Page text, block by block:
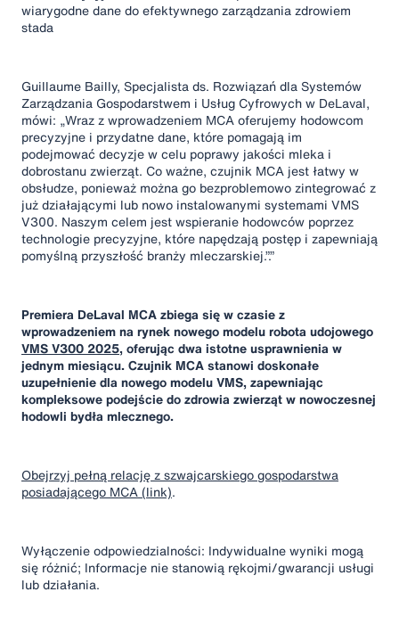
wiarygodne dane do efektywnego zarządzania zdrowiem
stada
Guillaume Bailly, Specjalista ds. Rozwiązań dla Systemów
Zarządzania Gospodarstwem i Usług Cyfrowych w DeLaval,
mówi: „Wraz z wprowadzeniem MCA oferujemy hodowcom
precyzyjne i przydatne dane, które pomagają im
podejmować decyzje w celu poprawy jakości mleka i
dobrostanu zwierząt. Co ważne, czujnik MCA jest łatwy w
obsłudze, ponieważ można go bezproblemowo zintegrować z
już działającymi lub nowo instalowanymi systemami VMS
V300. Naszym celem jest wspieranie hodowców poprzez
technologie precyzyjne, które napędzają postęp i zapewniają
pomyślną przyszłość branży mleczarskiej.”.”
Premiera DeLaval MCA zbiega się w czasie z
wprowadzeniem na rynek nowego modelu robota udojowego
VMS V300 2025, oferując dwa istotne usprawnienia w
jednym miesiącu. Czujnik MCA stanowi doskonałe
uzupełnienie dla nowego modelu VMS, zapewniając
kompleksowe podejście do zdrowia zwierząt w nowoczesnej
hodowli bydła mlecznego.
Obejrzyj pełną relację z szwajcarskiego gospodarstwa
posiadającego MCA (link).
Wyłączenie odpowiedzialności: Indywidualne wyniki mogą
się różnić; Informacje nie stanowią rękojmi/gwarancji usługi
lub działania.